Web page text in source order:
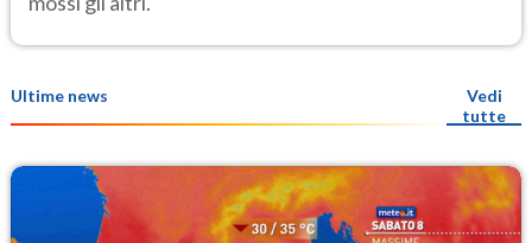
Ultime news
Vedi
tutte